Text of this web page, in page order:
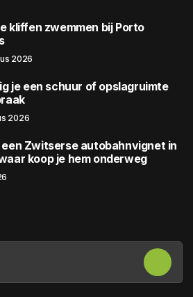
kliffen zwemmen bij Porto
2026
je een schuur of opslagruimte
2026
Zwitserse autobahnvignet in
koop je hem onderweg